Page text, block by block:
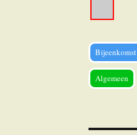
Bijeenkomst
Algemeen